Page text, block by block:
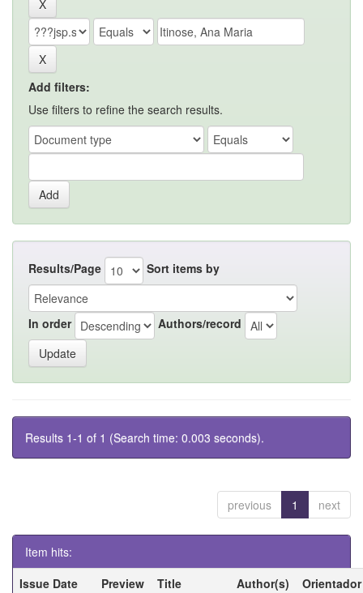
Add filters:
Use filters to refine the search results.
Results/Page Sort items by
In order Authors/record
Results 1-1 of 1 (Search time: 0.003 seconds).
previous 1 next
Item hits:
Issue Date
Preview Title Author(s) Orientador